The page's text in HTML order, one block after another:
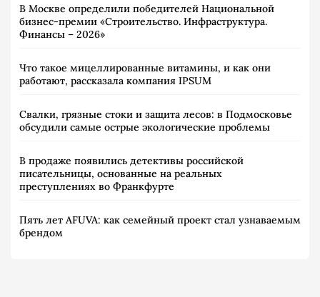
В Москве определили победителей Национальной
бизнес-премии «Строительство. Инфраструктура.
Финансы – 2026»
Что такое мицеллированные витамины, и как они
работают, рассказала компания IPSUM
Свалки, грязные стоки и защита лесов: в Подмосковье
обсудили самые острые экологические проблемы
В продаже появились детективы российской
писательницы, основанные на реальных
преступлениях во Франкфурте
Пять лет AFUVA: как семейный проект стал узнаваемым
брендом